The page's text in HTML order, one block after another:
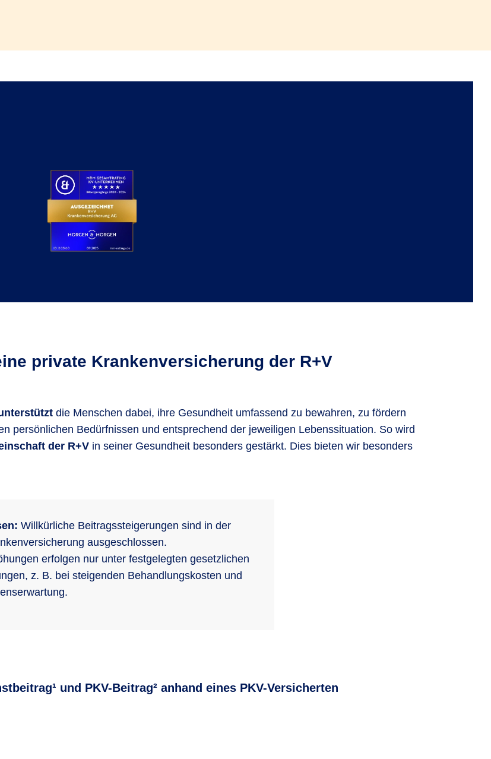
private Krankenversicherung der R+V
die Menschen dabei, ihre Gesundheit umfassend zu bewahren, zu fördern
persönlichen Bedürfnissen und entsprechend der jeweiligen Lebenssituation. So wird
der R+V in seiner Gesundheit besonders gestärkt. Dies bieten wir besonders
Willkürliche Beitragssteigerungen sind in der
ausgeschlossen.
erfolgen nur unter festgelegten gesetzlichen
z. B. bei steigenden Behandlungskosten und
und PKV-Beitrag² anhand eines PKV-Versicherten